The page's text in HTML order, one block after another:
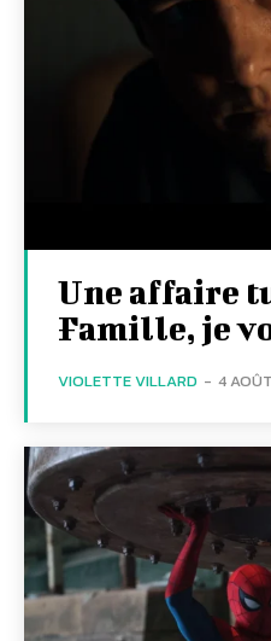
Une affaire
Famille, je
VIOLETTE VILLARD - 4